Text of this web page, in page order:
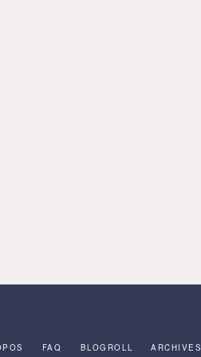
FAQ BLOGROLL ARCHIVES